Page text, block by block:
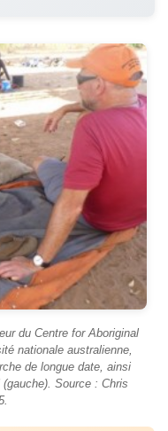
du Centre for Aboriginal
nationale australienne,
de longue date, ainsi
Source : Chris